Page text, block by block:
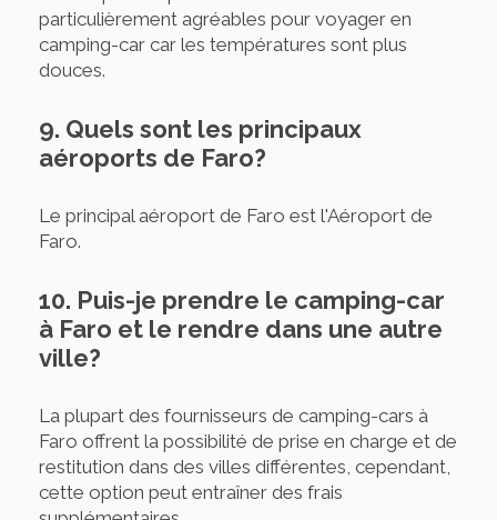
particulièrement agréables pour voyager en
camping-car car les températures sont plus
douces.
9. Quels sont les principaux
aéroports de Faro?
Le principal aéroport de Faro est l'Aéroport de
Faro.
10. Puis-je prendre le camping-car
à Faro et le rendre dans une autre
ville?
La plupart des fournisseurs de camping-cars à
Faro offrent la possibilité de prise en charge et de
restitution dans des villes différentes, cependant,
cette option peut entraîner des frais